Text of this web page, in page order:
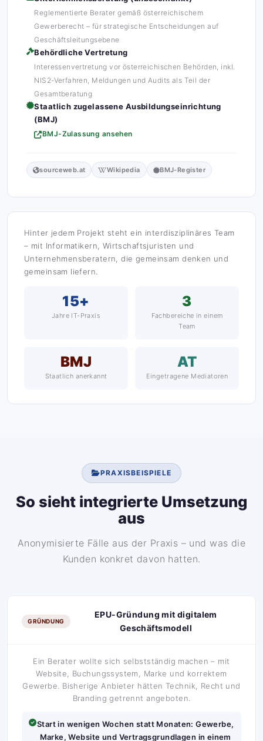
Reglementierte Berater gemäß österreichischem
Gewerberecht – für strategische Entscheidungen auf
Geschäftsleitungsebene
Behördliche Vertretung
Interessenvertretung vor österreichischen Behörden, inkl.
NIS2-Verfahren, Meldungen und Audits als Teil der
Gesamtberatung
Staatlich zugelassene Ausbildungseinrichtung
(BMJ)
BMJ-Zulassung ansehen
sourceweb.at Wikipedia BMJ-Register
Hinter jedem Projekt steht ein interdisziplinäres Team
– mit Informatikern, Wirtschaftsjuristen und
Unternehmensberatern, die gemeinsam denken und
gemeinsam liefern.
15+
Jahre IT-Praxis
3
Fachbereiche in einem
Team
BMJ
Staatlich anerkannt
AT
Eingetragene Mediatoren
PRAXISBEISPIELE
So sieht integrierte Umsetzung
aus
Anonymisierte Fälle aus der Praxis – und was die
Kunden konkret davon hatten.
GRÜNDUNG
EPU-Gründung mit digitalem
Geschäftsmodell
Ein Berater wollte sich selbstständig machen – mit
Website, Buchungssystem, Marke und korrektem
Gewerbe. Bisherige Anbieter hätten Technik, Recht und
Branding getrennt angeboten.
Start in wenigen Wochen statt Monaten: Gewerbe,
Marke, Website und Vertragsgrundlagen in einem